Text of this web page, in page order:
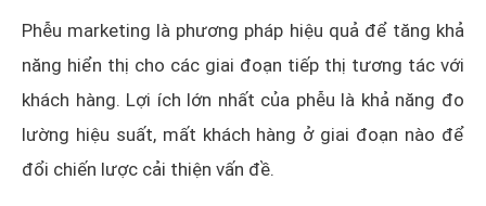
Phễu marketing là phương pháp hiệu quả để tăng khả
năng hiển thị cho các giai đoạn tiếp thị tương tác với
khách hàng. Lợi ích lớn nhất của phễu là khả năng đo
lường hiệu suất, mất khách hàng ở giai đoạn nào để
đổi chiến lược cải thiện vấn đề.